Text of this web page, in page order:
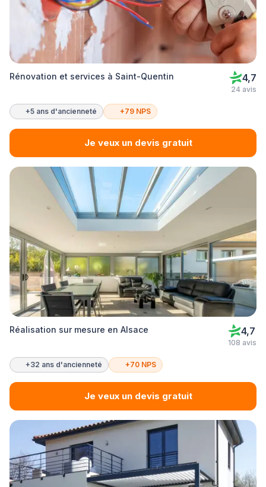
Rénovation et services à Saint-Quentin 4,7
24 avis
+5 ans d'ancienneté +79 NPS
Je veux un devis gratuit
Réalisation sur mesure en Alsace 4,7
108 avis
+32 ans d'ancienneté +70 NPS
Je veux un devis gratuit